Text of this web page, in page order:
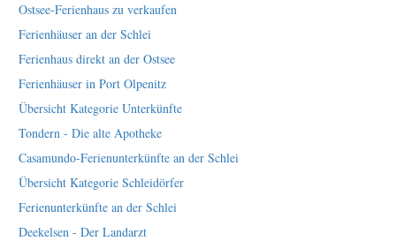
Ostsee-Ferienhaus zu verkaufen
Ferienhäuser an der Schlei
Ferienhaus direkt an der Ostsee
Ferienhäuser in Port Olpenitz
Übersicht Kategorie Unterkünfte
Tondern - Die alte Apotheke
Casamundo-Ferienunterkünfte an der Schlei
Übersicht Kategorie Schleidörfer
Ferienunterkünfte an der Schlei
Deekelsen - Der Landarzt